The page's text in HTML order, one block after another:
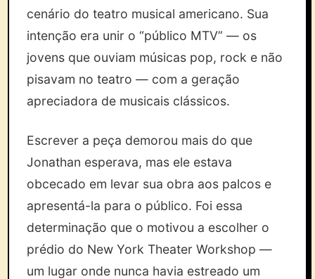
cenário do teatro musical americano. Sua
intenção era unir o “público MTV” — os
jovens que ouviam músicas pop, rock e não
pisavam no teatro — com a geração
apreciadora de musicais clássicos.
Escrever a peça demorou mais do que
Jonathan esperava, mas ele estava
obcecado em levar sua obra aos palcos e
apresentá-la para o público. Foi essa
determinação que o motivou a escolher o
prédio do New York Theater Workshop —
um lugar onde nunca havia estreado um